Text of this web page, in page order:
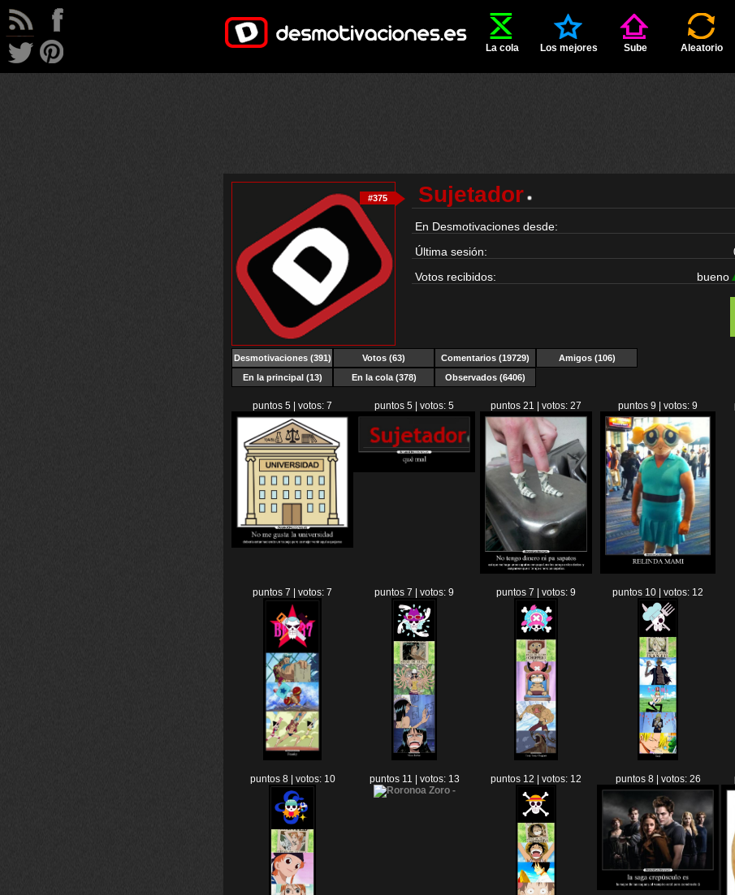
La cola Los mejores Sube Aleatorio
#375 Sujetador
En Desmotivaciones desde:
Última sesión:
Votos recibidos:
bueno
Desmotivaciones(391) Votos (63) Comentarios (19729)
Amigos (106)
En la principal (13)
En la cola (378) Observados (6406)
puntos 5 | votos: 7 puntos 5 | votos: 5 puntos 21 | votos: 27 puntos 9 | votos: 9
puntos 7 | votos: 7 puntos 7 | votos: 9 puntos 7 | votos: 9 puntos 10 | votos: 12
puntos 8 | votos: 10 puntos 11 | votos: 13 puntos 12 | votos: 12 puntos 8 | votos: 26